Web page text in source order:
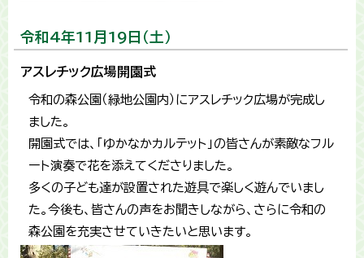
令和4年11月19日（土）
アスレチック広場開園式
令和の森公園（緑地公園内）にアスレチック広場が完成し
ました。
開園式では、「ゆかなかカルテット」の皆さんが素敵なフル
ート演奏で花を添えてくださりました。
多くの子ども達が設置された遊具で楽しく遊んでいまし
た。今後も、皆さんの声をお聞きしながら、さらに令和の
森公園を充実させていきたいと思います。